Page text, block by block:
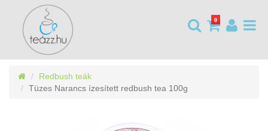
0
Redbush teák
Tüzes Narancs ízesített redbush tea 100g